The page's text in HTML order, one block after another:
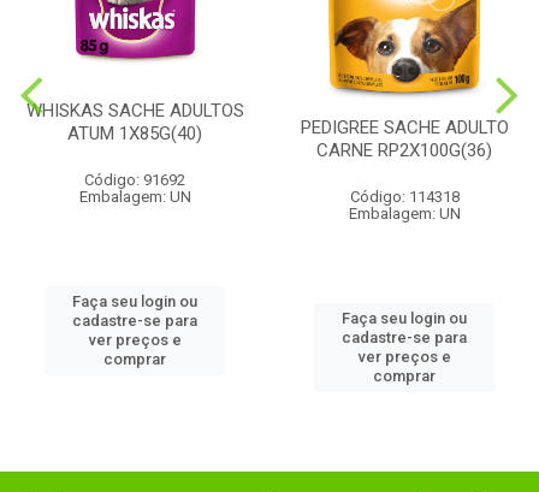
WHISKAS SACHE ADULTOS
ATUM 1X85G(40)
Código: 91692
Embalagem: UN
Faça seu login ou
cadastre-se para
ver preços e
comprar
PEDIGREE SACHE ADULTO
CARNE RP2X100G(36)
Código: 114318
Embalagem: UN
Faça seu login ou
cadastre-se para
ver preços e
comprar